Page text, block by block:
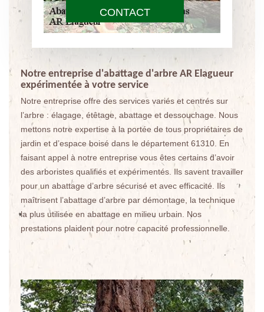
CONTACT
Notre entreprise d'abattage d'arbre AR Elagueur
expérimentée à votre service
Notre entreprise offre des services variés et centrés sur
l’arbre : élagage, étêtage, abattage et dessouchage. Nous
mettons notre expertise à la portée de tous propriétaires de
jardin et d’espace boisé dans le département 61310. En
faisant appel à notre entreprise vous êtes certains d’avoir
des arboristes qualifiés et expérimentés. Ils savent travailler
pour un abattage d’arbre sécurisé et avec efficacité. Ils
maîtrisent l’abattage d’arbre par démontage, la technique
la plus utilisée en abattage en milieu urbain. Nos
prestations plaident pour notre capacité professionnelle.